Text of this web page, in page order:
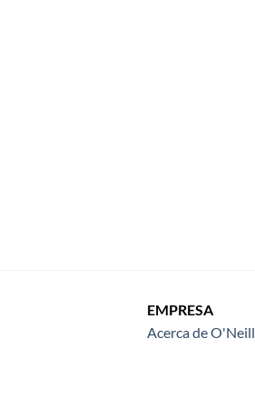
EMPRESA
Acerca de O'Neill